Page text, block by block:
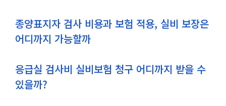
종양표지자 검사 비용과 보험 적용, 실비 보장은
어디까지 가능할까
응급실 검사비 실비보험 청구 어디까지 받을 수
있을까?